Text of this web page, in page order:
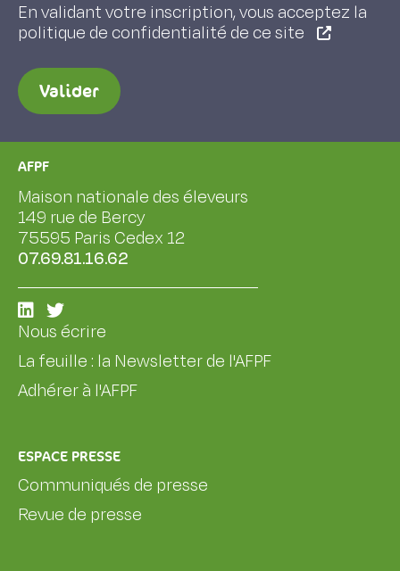
En validant votre inscription, vous acceptez la
politique de confidentialité de ce site
Valider
AFPF
Maison nationale des éleveurs
149 rue de Bercy
75595 Paris Cedex 12
07.69.81.16.62
Nous écrire
La feuille : la Newsletter de l'AFPF
Adhérer à l'AFPF
ESPACE PRESSE
Communiqués de presse
Revue de presse